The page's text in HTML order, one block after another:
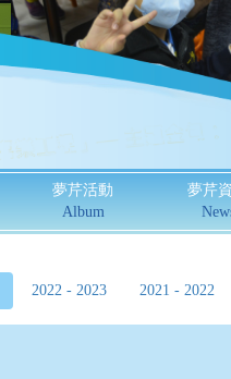
夢芹活動
Album
夢芹
2022 - 2023 2021 - 2022